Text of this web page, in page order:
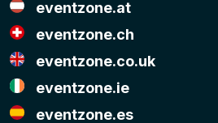
eventzone.at
eventzone.ch
eventzone.co.uk
eventzone.ie
eventzone.es